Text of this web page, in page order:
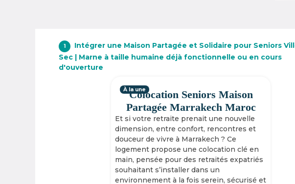
1
Intégrer une Maison Partagée et Solidaire pour Seniors
Sec | Marne à taille humaine déjà fonctionnelle ou en cours
d'ouverture
Colocation Seniors Maison
Partagée Marrakech Maroc
Et si votre retraite prenait une nouvelle
dimension, entre confort, rencontres et
douceur de vivre à Marrakech ? Ce
logement propose une colocation clé en
main, pensée pour des retraités expatriés
souhaitant s’installer dans un
environnement à la fois serein, sécurisé et
À la une